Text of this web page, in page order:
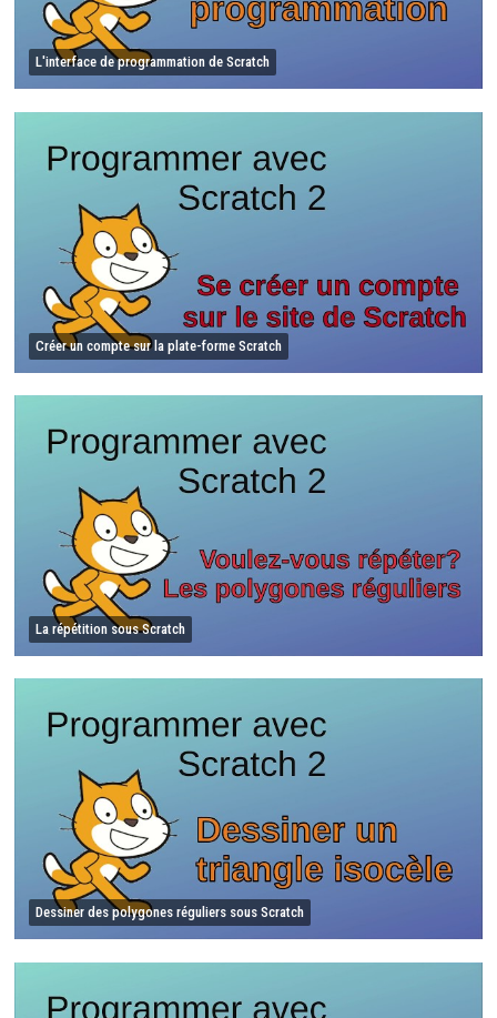
L'interface de programmation de Scratch
Créer un compte sur la plate-forme Scratch
La répétition sous Scratch
Dessiner des polygones réguliers sous Scratch